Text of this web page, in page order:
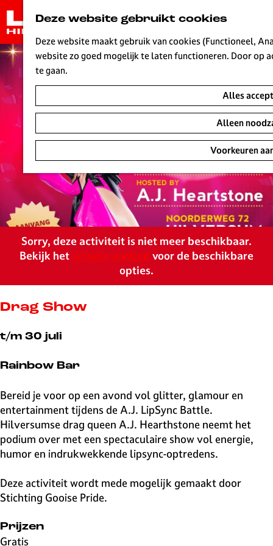
Deze website gebruikt cookies
Deze website maakt gebruik van cookies (Functioneel,
website zo goed mogelijk te laten functioneren. Door op
te gaan.
Alles
Alleen
Voorkeuren
a
n
a
r
e
o
m
e
p
a
e
L
i
e
s
u
m
Sorry, deze activiteit is niet meer beschikbaar.
Bekijk het actuele aanbod voor de beschikbare
opties.
Drag Show
t/m 30 juli
Rainbow Bar
Bereid je voor op een avond vol glitter, glamour en
entertainment tijdens de A.J. LipSync Battle.
Hilversumse drag queen A.J. Hearthstone neemt het
podium over met een spectaculaire show vol energie,
humor en indrukwekkende lipsync-optredens.
Deze activiteit wordt mede mogelijk gemaakt door
Stichting Gooise Pride.
Prijzen
Gratis